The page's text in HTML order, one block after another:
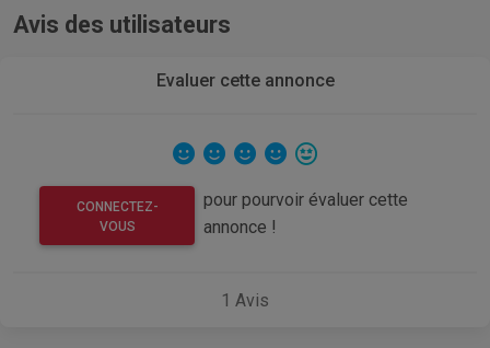
Avis des utilisateurs
Evaluer cette annonce
CONNECTEZ-
VOUS
pour pourvoir évaluer cette
annonce !
1 Avis